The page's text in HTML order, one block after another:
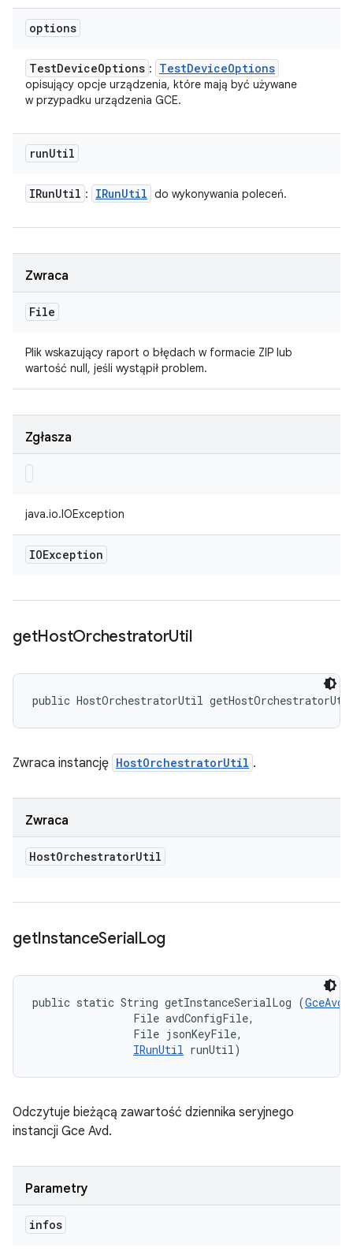
options
TestDeviceOptions : TestDeviceOptions
opisujący opcje urządzenia, które mają być używane
w przypadku urządzenia GCE.
runUtil
IRunUtil : IRunUtil do wykonywania poleceń.
Zwraca
File
Plik wskazujący raport o błędach w formacie ZIP lub
wartość null, jeśli wystąpił problem.
Zgłasza
java.io.IOException
IOException
getHostOrchestratorUtil
public HostOrchestratorUtil
Zwraca instancję HostOrchestratorUtil .
Zwraca
HostOrchestratorUtil
getInstanceSerialLog
public static String getInstanceSerialLog (
                File avdConfigFile,
                File jsonKeyFile,
IRunUtil runUtil)
Odczytuje bieżącą zawartość dziennika seryjnego
instancji Gce Avd.
Parametry
infos